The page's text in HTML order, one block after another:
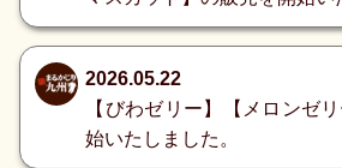
2026.05.22
【びわゼリー】【メロンゼ
始いたしました。